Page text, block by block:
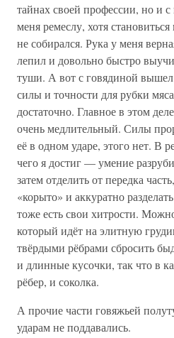
тайнах своей профессии, но и с
меня ремеслу, хотя
не собирался. Рука у меня
лепил и довольно быстро
туши. А вот с говядиной вышел
силы и точности для рубки
достаточно. Главное в этом
очень медлительный. Силы
её в одном ударе, этого нет. В
чего я достиг — умение
затем отделить от передка
«корыто» и аккуратно
тоже есть свои хитрости.
который идёт на элитную
твёрдыми рёбрами сбросить
и длинные кусочки, так что в
рёбер, и соколка.
А прочие части говяжьей
ударам не поддавались.